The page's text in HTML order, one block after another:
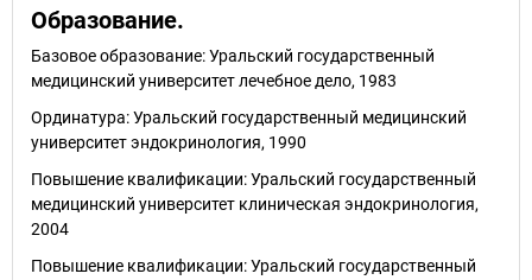
Образование.
Базовое образование: Уральский государственный
медицинский университет лечебное дело, 1983
Ординатура: Уральский государственный медицинский
университет эндокринология, 1990
Повышение квалификации: Уральский государственный
медицинский университет клиническая эндокринология,
2004
Повышение квалификации: Уральский государственный